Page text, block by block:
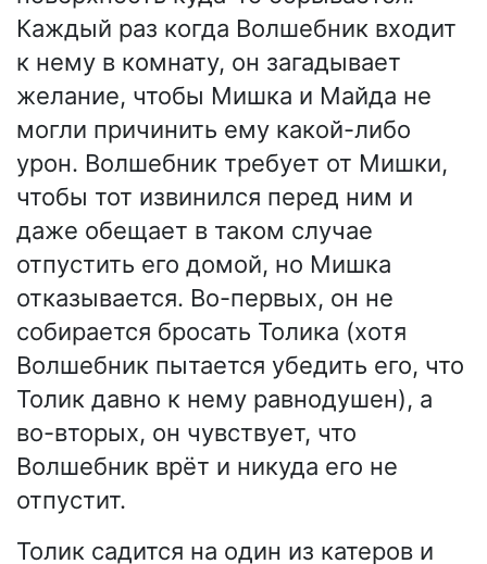
Каждый раз когда Волшебник входит
к нему в комнату, он загадывает
желание, чтобы Мишка и Майда не
могли причинить ему какой-либо
урон. Волшебник требует от Мишки,
чтобы тот извинился перед ним и
даже обещает в таком случае
отпустить его домой, но Мишка
отказывается. Во-первых, он не
собирается бросать Толика (хотя
Волшебник пытается убедить его, что
Толик давно к нему равнодушен), а
во-вторых, он чувствует, что
Волшебник врёт и никуда его не
отпустит.
Толик садится на один из катеров и